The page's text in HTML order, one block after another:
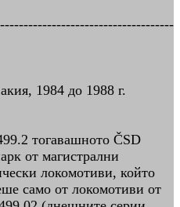
1984 до 1988 г.
тогавашното ČSD
от магистрални
локомотиви, който
само от локомотиви от